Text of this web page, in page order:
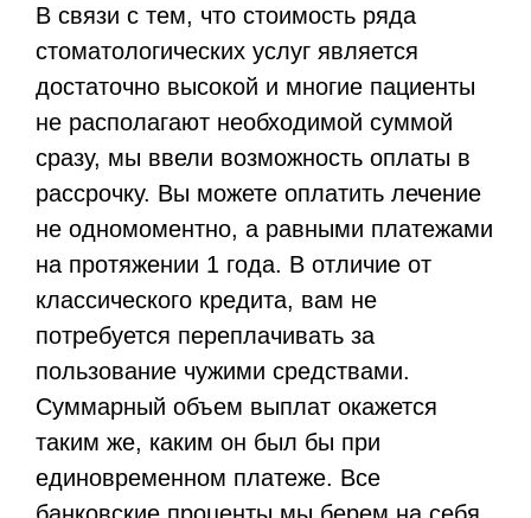
В связи с тем, что стоимость ряда
стоматологических услуг является
достаточно высокой и многие пациенты
не располагают необходимой суммой
сразу, мы ввели возможность оплаты в
рассрочку. Вы можете оплатить лечение
не одномоментно, а равными платежами
на протяжении 1 года. В отличие от
классического кредита, вам не
потребуется переплачивать за
пользование чужими средствами.
Суммарный объем выплат окажется
таким же, каким он был бы при
единовременном платеже. Все